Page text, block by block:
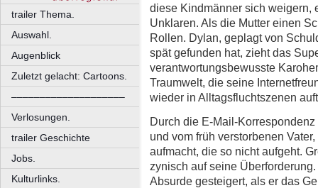
trailer Thema.
Auswahl.
Augenblick
Zuletzt gelacht: Cartoons.
––––––––––––––––––––
Verlosungen.
trailer Geschichte
Jobs.
Kulturlinks.
diese Kindmänner sich weigern,
Unklaren. Als die Mutter einen
Rollen. Dylan, geplagt von
spät gefunden hat, zieht das
verantwortungsbewusste
Traumwelt, die seine
wieder in Alltagsfluchtszenen
Durch die E-Mail-
und vom früh verstorbenen
aufmacht, die so nicht aufgeht.
zynisch auf seine
Absurde gesteigert, als er das